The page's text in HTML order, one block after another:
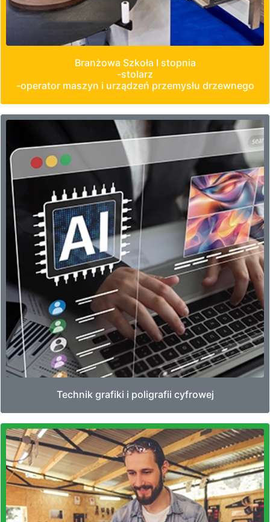
Branżowa Szkoła I stopnia
-stolarz
-operator maszyn i urządzeń przemysłu drzewnego
Technik grafiki i poligrafii cyfrowej